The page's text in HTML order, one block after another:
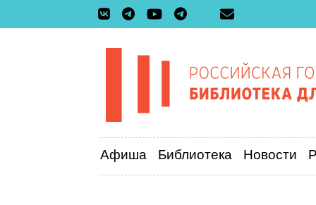
Афиша Библиотека Новости